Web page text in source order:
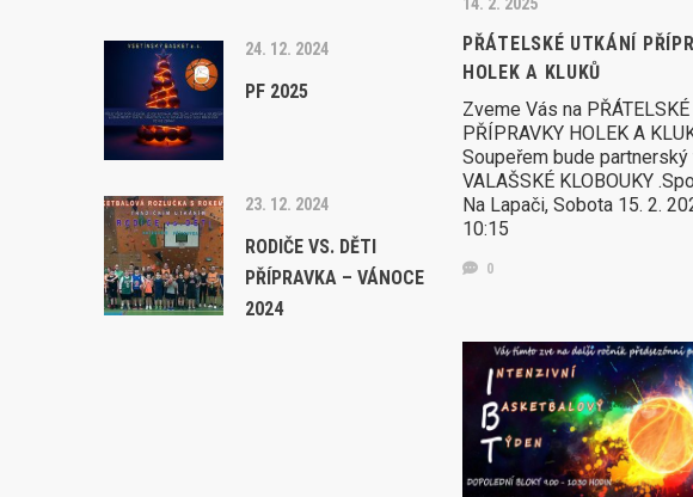
PŘÁTELSKÉ UTKÁNÍ
HOLEK A KLUKŮ
Zveme Vás na
PŘÍPRAVKY HOLEK A
Soupeřem bude partnerský
VALAŠSKÉ KLOBOUKY
Na Lapači, Sobota 15. 2.
10:15
0
24. 12. 2024
PF 2025
23. 12. 2024
RODIČE VS. DĚTI
PŘÍPRAVKA – VÁNOCE
2024